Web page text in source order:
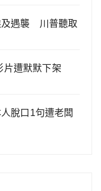
及遇襲 川普聽取
片遭默默下架
脫口1句遭老闆